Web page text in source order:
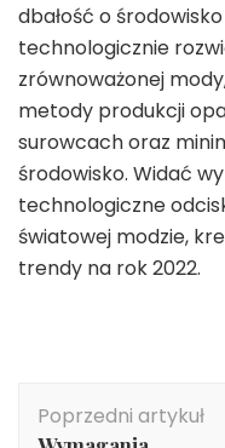
dbałość o
technologicznie
zrównoważonej
metody produkcji
surowcach oraz
środowisko. Widać
technologiczne
światowej modzie,
trendy na rok 2022.
wpisu
Poprzedni artykuł